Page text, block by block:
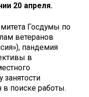
20 апреля.
Госдумы по
ветеранов
пандемия
в
занятости
поиске работы.